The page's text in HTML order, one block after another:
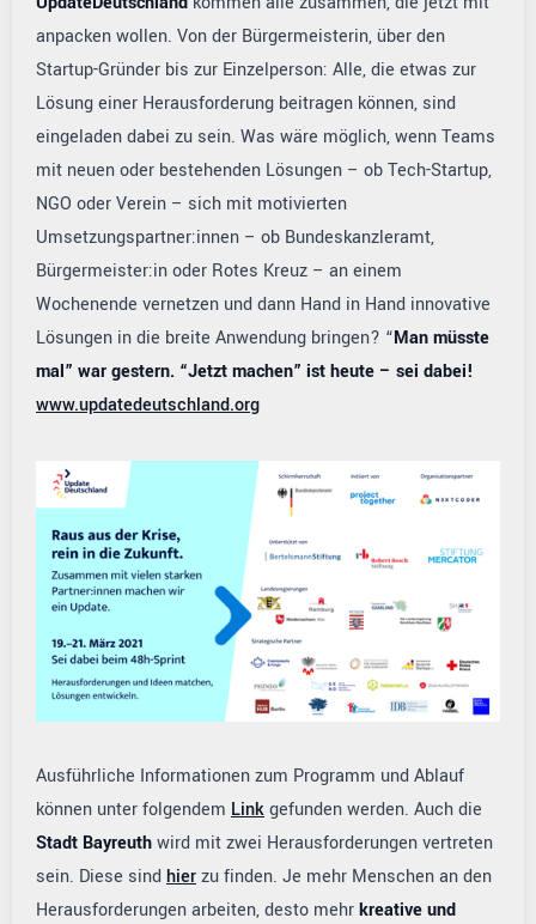
anpacken wollen. Von der Bürgermeisterin, über den
Startup-Gründer bis zur Einzelperson: Alle, die etwas zur
Lösung einer Herausforderung beitragen können, sind
eingeladen dabei zu sein. Was wäre möglich, wenn Teams
mit neuen oder bestehenden Lösungen – ob Tech-Startup,
NGO oder Verein – sich mit motivierten
Umsetzungspartner:innen – ob Bundeskanzleramt,
Bürgermeister:in oder Rotes Kreuz – an einem
Wochenende vernetzen und dann Hand in Hand innovative
Lösungen in die breite Anwendung bringen? “Man müsste
mal” war gestern. “Jetzt machen” ist heute – sei dabei!
www.updatedeutschland.org
Ausführliche Informationen zum Programm und Ablauf
können unter folgendem Linkgefunden werden. Auch die
Stadt Bayreuthwird mit zwei Herausforderungen vertreten
sein. Diese sind hierzu finden. Je mehr Menschen an den
Herausforderungen arbeiten, desto mehrkreative und